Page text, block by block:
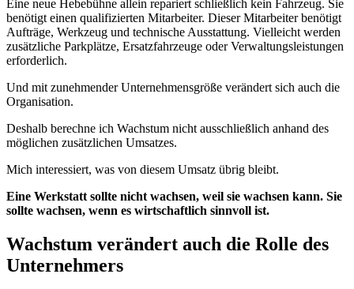
Eine neue Hebebühne allein repariert schließlich kein Fahrzeug. Sie
benötigt einen qualifizierten Mitarbeiter. Dieser Mitarbeiter benötigt
Aufträge, Werkzeug und technische Ausstattung. Vielleicht werden
zusätzliche Parkplätze, Ersatzfahrzeuge oder Verwaltungsleistungen
erforderlich.
Und mit zunehmender Unternehmensgröße verändert sich auch die
Organisation.
Deshalb berechne ich Wachstum nicht ausschließlich anhand des
möglichen zusätzlichen Umsatzes.
Mich interessiert, was von diesem Umsatz übrig bleibt.
Eine Werkstatt sollte nicht wachsen, weil sie wachsen kann. Sie
sollte wachsen, wenn es wirtschaftlich sinnvoll ist.
Wachstum verändert auch die Rolle des
Unternehmers